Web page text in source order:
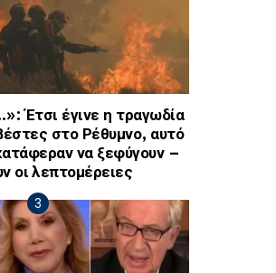
Έτσι έγινε η τραγωδία
στο Ρέθυμνο, αυτό
να ξεφύγουν –
οι λεπτομέρειες